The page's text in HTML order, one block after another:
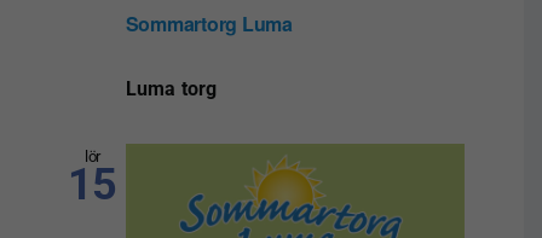
Sommartorg Luma
Luma torg
lör
15